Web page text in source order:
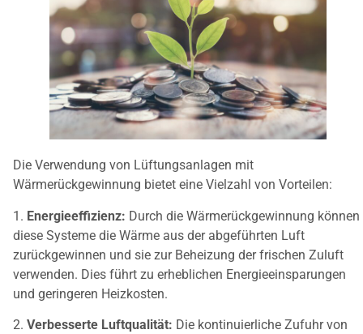
Die Verwendung von Lüftungsanlagen mit
Wärmerückgewinnung bietet eine Vielzahl von Vorteilen:
1. Energieeffizienz: Durch die Wärmerückgewinnung können
diese Systeme die Wärme aus der abgeführten Luft
zurückgewinnen und sie zur Beheizung der frischen Zuluft
verwenden. Dies führt zu erheblichen Energieeinsparungen
und geringeren Heizkosten.
2. Verbesserte Luftqualität: Die kontinuierliche Zufuhr von